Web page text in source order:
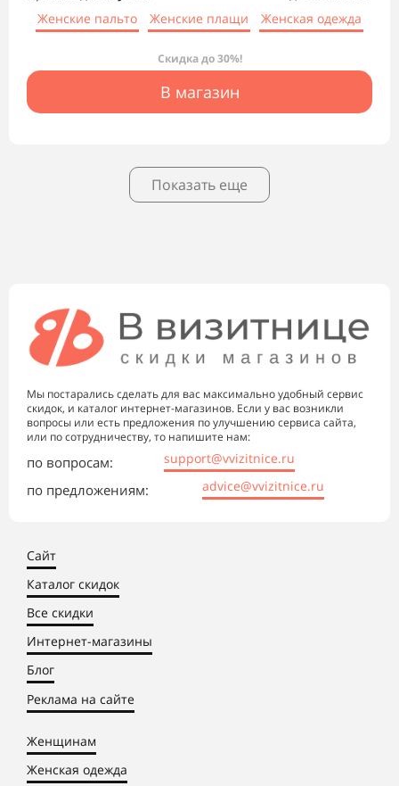
Женские пальто
Женские плащи Женская одежда
Скидка до 30%!
В магазин
Показать еще
Мы постарались сделать для вас максимально удобный сервис
скидок, и каталог интернет-магазинов. Если у вас возникли
вопросы или есть предложения по улучшению сервиса сайта,
или по сотрудничеству, то напишите нам:
по вопросам: support@vvizitnice.ru
по предложениям: advice@vvizitnice.ru
Сайт
Каталог скидок
Все скидки
Интернет-магазины
Блог
Реклама на сайте
Женщинам
Женская одежда